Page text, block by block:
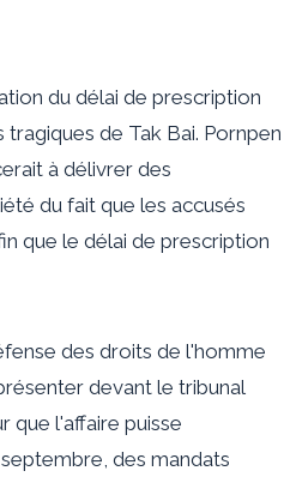
du délai de prescription
de Tak Bai. Pornpen
à délivrer des
du fait que les accusés
que le délai de prescription
des droits de l'homme
devant le tribunal
que l'affaire puisse
des mandats